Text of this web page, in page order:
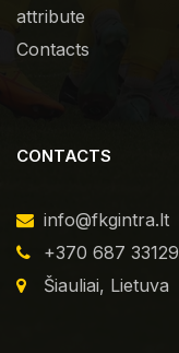
attribute
Contacts
CONTACTS
info@fkgintra.lt
+370 687 33129
Šiauliai, Lietuva